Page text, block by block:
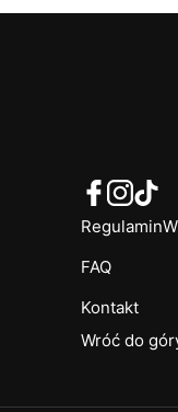
Regulamin
FAQ
Kontakt
Wróć do